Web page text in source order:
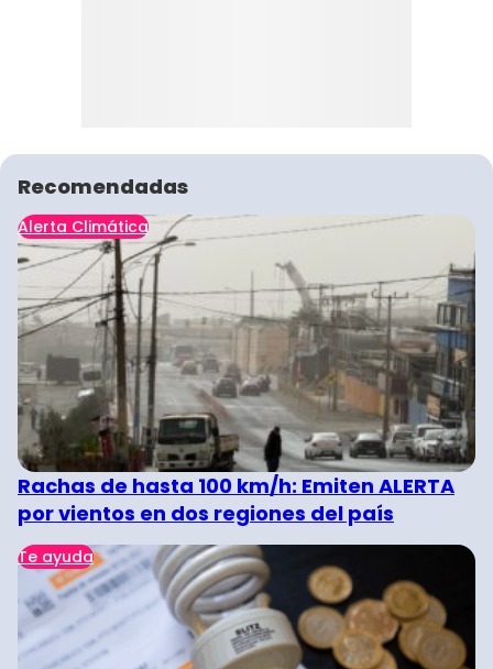
Recomendadas
Alerta Climática
Rachas de hasta 100 km/h: Emiten ALERTA
por vientos en dos regiones del país
Te ayuda